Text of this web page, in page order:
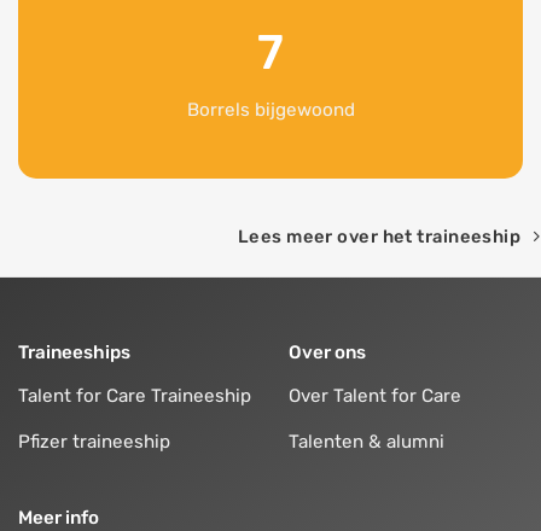
7
Borrels bijgewoond
Lees meer over het traineeship
Traineeships
Talent for Care Traineeship
Pfizer traineeship
Over ons
Over Talent for Care
Talenten & alumni
Meer info